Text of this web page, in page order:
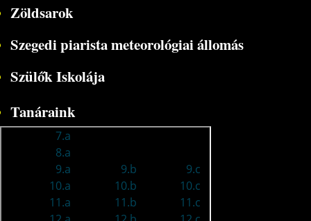
Zöldsarok
Szegedi piarista meteorológiai állomás
Szülők Iskolája
Tanáraink